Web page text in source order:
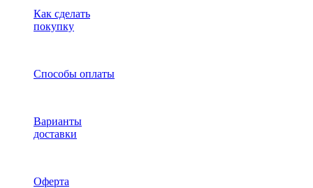
Как сделать
покупку
Способы оплаты
Варианты
доставки
Оферта